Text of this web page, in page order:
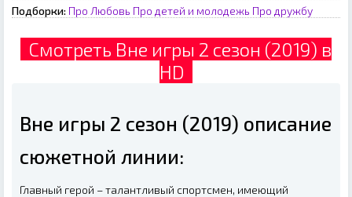
Подборки: Про Любовь Про детей и молодежь Про дружбу
Смотреть Вне игры 2 сезон (2019) в
HD
Вне игры 2 сезон (2019) описание
сюжетной линии:
Главный герой – талантливый спортсмен, имеющий